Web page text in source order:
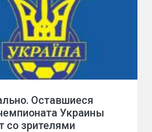
Оставшиеся
Украины
со зрителями